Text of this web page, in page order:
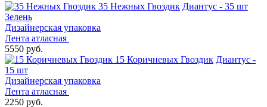
35 Нежных Гвоздик Диантус - 35 шт
Зелень
Дизайнерская упаковка
Лента атласная
5550 руб.
15 Коричневых Гвоздик Диантус -
15 шт
Дизайнерская упаковка
Лента атласная
2250 руб.